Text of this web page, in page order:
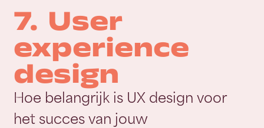
7. User
experience
design
Hoe belangrijk is UX design voor
het succes van jouw